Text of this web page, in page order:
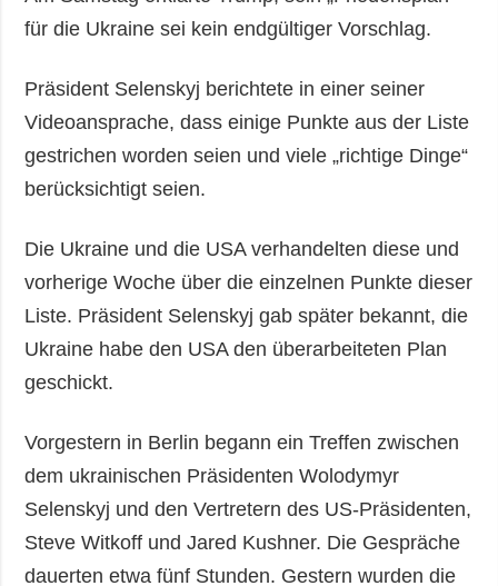
für die Ukraine sei kein endgültiger Vorschlag.
Präsident Selenskyj berichtete in einer seiner
Videoansprache, dass einige Punkte aus der Liste
gestrichen worden seien und viele „richtige Dinge“
berücksichtigt seien.
Die Ukraine und die USA verhandelten diese und
vorherige Woche über die einzelnen Punkte dieser
Liste. Präsident Selenskyj gab später bekannt, die
Ukraine habe den USA den überarbeiteten Plan
geschickt.
Vorgestern in Berlin begann ein Treffen zwischen
dem ukrainischen Präsidenten Wolodymyr
Selenskyj und den Vertretern des US-Präsidenten,
Steve Witkoff und Jared Kushner. Die Gespräche
dauerten etwa fünf Stunden. Gestern wurden die